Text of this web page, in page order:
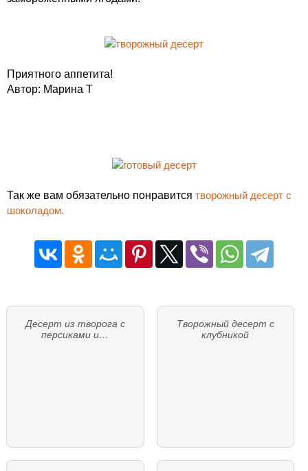
Приятного аппетита!
Автор: Марина Т
Так же вам обязательно понравится творожный десерт с
шоколадом.
Десерт из творога с
персиками и…
Творожный десерт с
клубникой